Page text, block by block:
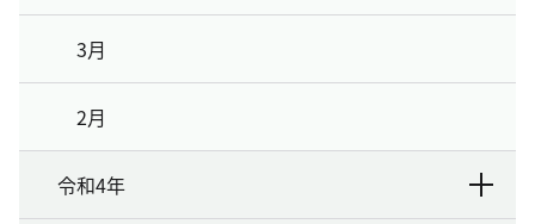
3月
2月
令和4年